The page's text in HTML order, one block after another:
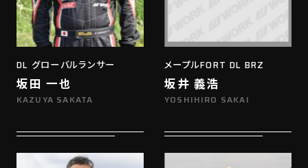
DL グローバルランサー
坂田 一也
KAZUYA SAKATA
メープルFORT DL BRZ
坂井 義浩
YOSHIHIRO SAKAI